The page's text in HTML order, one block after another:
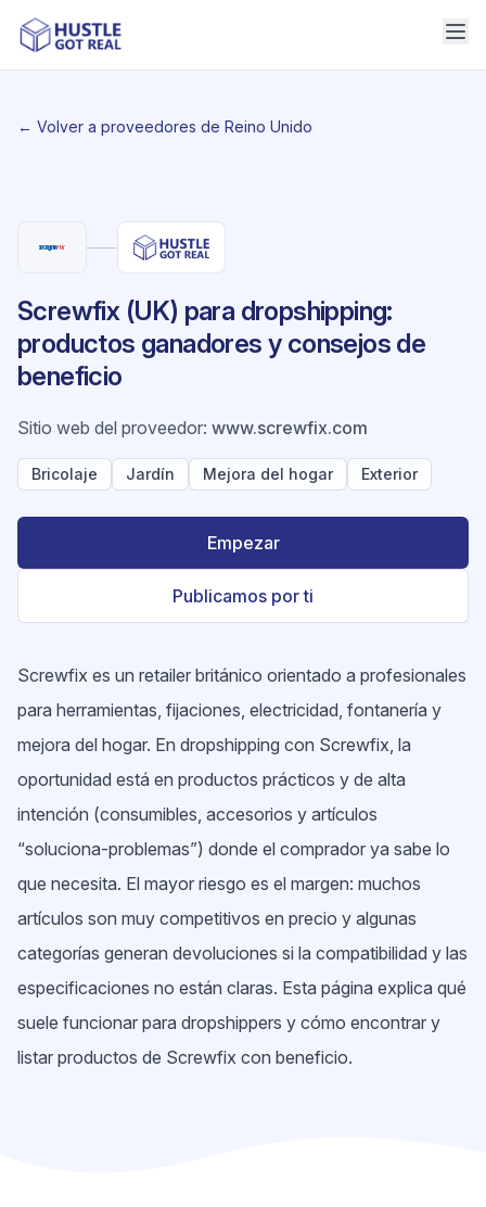
← Volver a proveedores de Reino Unido
Screwfix (UK) para dropshipping:
productos ganadores y consejos de
beneficio
Sitio web del proveedor: www.screwfix.com
Bricolaje Jardín Mejora del hogar Exterior
Empezar
Publicamos por ti
Screwfix es un retailer británico orientado a profesionales
para herramientas, fijaciones, electricidad, fontanería y
mejora del hogar. En dropshipping con Screwfix, la
oportunidad está en productos prácticos y de alta
intención (consumibles, accesorios y artículos
“soluciona-problemas”) donde el comprador ya sabe lo
que necesita. El mayor riesgo es el margen: muchos
artículos son muy competitivos en precio y algunas
categorías generan devoluciones si la compatibilidad y las
especificaciones no están claras. Esta página explica qué
suele funcionar para dropshippers y cómo encontrar y
listar productos de Screwfix con beneficio.